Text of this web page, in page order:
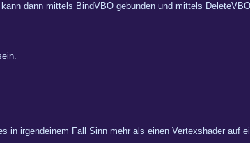
dann mittels BindVBO gebunden und mittels
in irgendeinem Fall Sinn mehr als einen Vertexshader auf